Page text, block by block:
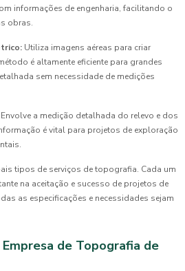
informações de engenharia, facilitando o
obras.
Utiliza imagens aéreas para criar
é altamente eficiente para grandes
sem necessidade de medições
Envolve a medição detalhada do relevo e dos
é vital para projetos de exploração
tipos de serviços de topografia. Cada um
na aceitação e sucesso de projetos de
as especificações e necessidades sejam
de Topografia de